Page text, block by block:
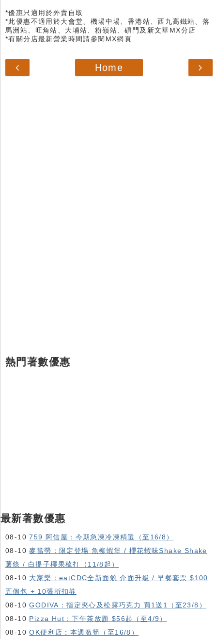
*優惠只適用於外賣自取
*此優惠不適用於大會堂、機場中場、香港站、西九高鐵站、落
馬洲站、旺角站、大埔站、粉嶺站、碩門及新文華MX分店
*有關分店最新營業時間請參閱MX網頁
Home
熱門著數優惠
最新著數優惠
08-10759 阿信屋：今期急凍冷凍精選（至16/8）
08-10麥當勞：限定登場 魚柳蝦堡 / 櫻花蝦味Shake Shake
薯條 / 白提子椰果梳打（11/8起）
08-10 大家樂：eatCDC全新面貌 介面升級 / 早餐套票 $100
五個包 + 10張折扣券
08-10GODIVA：指定夾心及松露巧克力 買1送1（至23/8）
08-10 Pizza Hut：下午茶放題 $56起（至4/9）
08-10OK便利店：本週激筍（至16/8）